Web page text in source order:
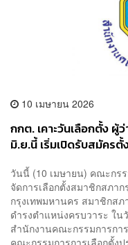
10 เมษายน 2026
กกต. เคาะวันเลือกตั้ง
มิ.ย.นี้ เริ่มเปิดรับสมัคร
วันนี้ (10 เมษายน) คณะกร
จัดการเลือกตั้งสมาชิกสภา
กรุงเทพมหานคร สมาชิกส
ดำรงตำแหน่งครบวาระ ใ
สำนักงานคณะกรรมการกา